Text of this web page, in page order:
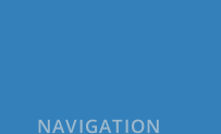
NAVIGATION